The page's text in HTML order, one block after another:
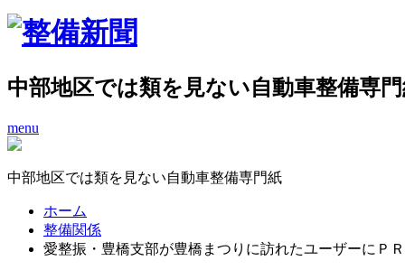
中部地区では類を見ない自動車整備専
menu
中部地区では類を見ない自動車整備専門紙
ホーム
整備関係
愛整振・豊橋支部が豊橋まつりに訪れたユーザーにＰＲ